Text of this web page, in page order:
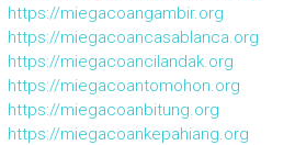
https://miegacoangambir.org
https://miegacoancasablanca.org
https://miegacoancilandak.org
https://miegacoantomohon.org
https://miegacoanbitung.org
https://miegacoankepahiang.org